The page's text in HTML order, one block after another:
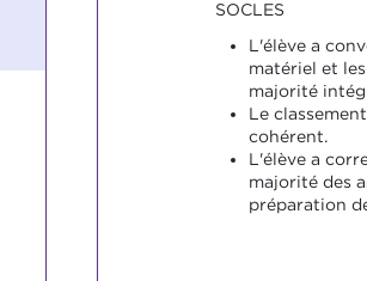
SOCLES
L'élève a
matériel et
majorité
Le
cohérent.
L'élève a
majorité des
préparation